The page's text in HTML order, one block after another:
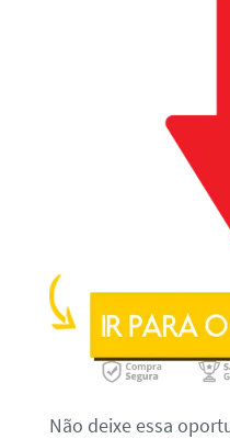
Não deixe essa